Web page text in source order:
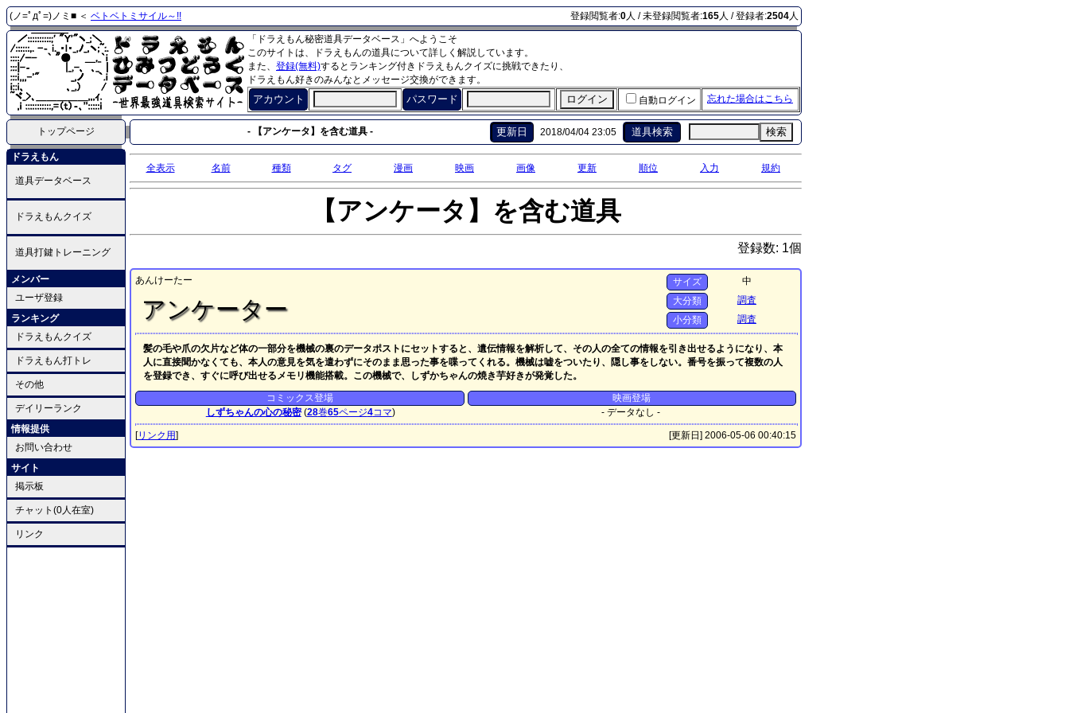
(ノ=ﾟдﾟ=)ノミ■ ＜ ベトベトミサイル～!! 登録閲覧者:0人 / 未登録閲覧者:165人 / 登録者:2504人
「ドラえもん秘密道具データベース」へようこそ
このサイトは、ドラえもんの道具について詳しく解説しています。
また、 登録(無料)するとランキング付きドラえもんクイズに挑戦できたり、
ドラえもん好きのみんなとメッセージ交換ができます。
アカウント パスワード 自動ログイン 忘れた場合はこちら
トップページ - 【アンケータ】を含む道具 - 更新日 2018/04/04 23:05 道具検索 検索
ドラえもん
道具データベース
ドラえもんクイズ
道具打鍵トレーニング
メンバー
ユーザ登録
ランキング
ドラえもんクイズ
ドラえもん打トレ
その他
デイリーランク
情報提供
お問い合わせ
サイト
掲示板
チャット(0人在室)
リンク
全表示 名前 種類 タグ 漫画 映画 画像 更新 順位 入力 規約
【アンケータ】を含む道具
登録数: 1個
あんけーたー
アンケーター
サイズ
中
大分類
調査
小分類
調査
髪の毛や爪の欠片など体の一部分を機械の裏のデータポストにセットすると、遺伝情報を解析して、その人の全ての情報を引き出せるようになり、本
人に直接聞かなくても、本人の意見を気を遣わずにそのまま思った事を喋ってくれる。機械は嘘をついたり、隠し事をしない。番号を振って複数の人
を登録でき、すぐに呼び出せるメモリ機能搭載。この機械で、しずかちゃんの焼き芋好きが発覚した。
コミックス登場
しずちゃんの心の秘密(28巻65ページ4コマ)
映画登場
- データなし -
[リンク用] [更新日] 2006-05-06 00:40:15